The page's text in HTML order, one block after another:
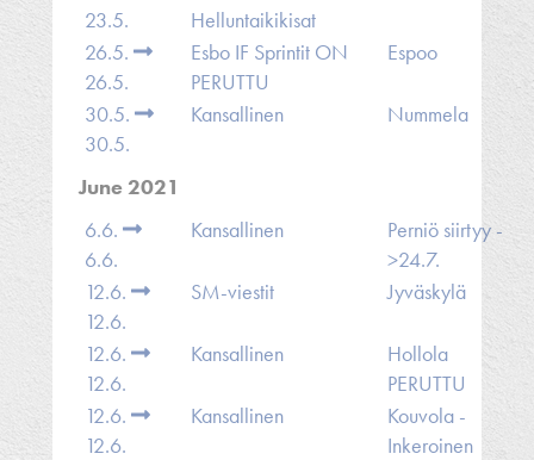
23.5.
Helluntaikikisat
26.5.
26.5.
Esbo IF Sprintit ON
PERUTTU
Espoo
30.5.
30.5.
Kansallinen Nummela
June 2021
6.6.
6.6.
Kansallinen
Perniö siirtyy -
>24.7.
12.6.
12.6.
SM-viestit Jyväskylä
12.6.
12.6.
Kansallinen
Hollola
PERUTTU
12.6.
12.6.
Kansallinen
Kouvola -
Inkeroinen